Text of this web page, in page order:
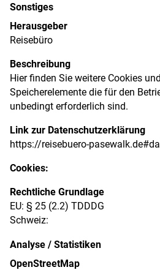
Sonstiges
Herausgeber
Reisebüro
Beschreibung
Hier finden Sie weitere Cookies
Speicherelemente die für den
unbedingt erforderlich sind.
Link zur Datenschutzerklärung
https://reisebuero-
Cookies:
Rechtliche Grundlage
EU: § 25 (2.2) TDDDG
Schweiz:
Analyse / Statistiken
OpenStreetMap